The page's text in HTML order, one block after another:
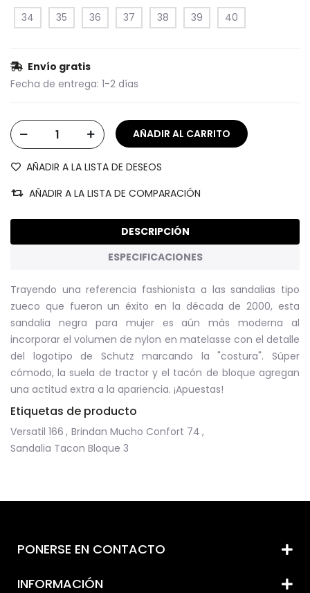
34 35 36 37 38 39 40
Envío gratis
Fecha de entrega: 1-2 días
AÑADIR A LA LISTA DE DESEOS
AÑADIR A LA LISTA DE COMPARACIÓN
DESCRIPCIÓN
ESPECIFICACIONES
Trayendo una referencia fashionista a las sandalias tipo
zueco que fueron un éxito en la década de 2000, esta
sandalia negra para mujer es aún más moderna al
incorporar el volumen de nylon en matelasse con el detalle
del logotipo de Schutz marcando la "costura". Súper
cómodo, la suela de tractor y el tacón de bloque agregan
una actitud extra a la apariencia. ¡Apuestas!
Etiquetas de producto
Versatil 166 , Brindan Mucho Confort 74 ,
Sandalia Tacon Bloque 3
PONERSE EN CONTACTO
INFORMACIÓN